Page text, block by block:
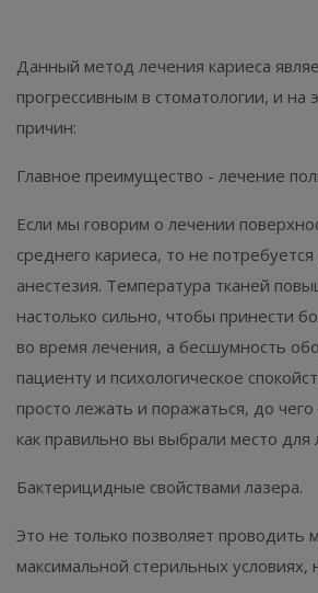
Данный метод лечения кариеса
прогрессивным в стоматологии, и на
причин:⁣⁣⠀
Главное преимущество - лечение
Если мы говорим о лечении
среднего кариеса, то не
анестезия. Температура тканей
настолько сильно, чтобы принести
во время лечения, а бесшумность
пациенту и психологическое
просто лежать и поражаться, до
как правильно вы выбрали место для
Бактерицидные свойствами лазера. ⁣⁣⠀
Это не только позволяет проводить
максимальной стерильных условиях,